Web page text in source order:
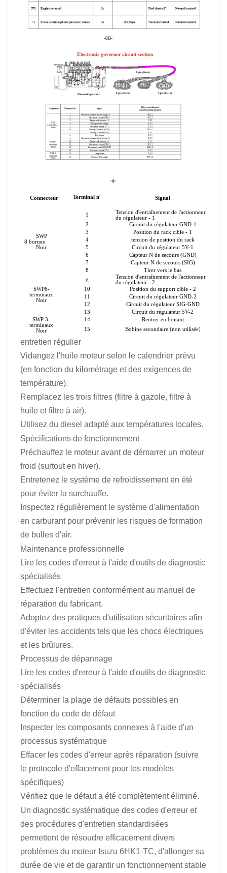
Connecteur Terminal n° Signal
SWP
8 bornes
Noir
1
Tension d'entraînement de l'actionneur
du régulateur - 1
2
Circuit du régulateur GND-1
3
Position du rack cible - 1
4
tension de position du rack
5
Circuit du régulateur 5V-1
6
Capteur N de secours (GND)
7
Capteur N de secours (SIG)
8
Tirer vers le bas
SWP6-
terminaux
Noir
g
Tension d'entraînement de l'actionneur
du régulateur - 2
10
Position du support cible - 2
11
Circuit du régulateur GND-2
12
Circuit du régulateur SIG-GND
13
Circuit du régulateur 5V-2
SWP 3-
terminaux
Noir
14
Rentrer en boitant
15
Bobine secondaire (non utilisée)
entretien régulier
Vidangez l'huile moteur selon le calendrier prévu
(en fonction du kilométrage et des exigences de
température).
Remplacez les trois filtres (filtre à gazole, filtre à
huile et filtre à air).
Utilisez du diesel adapté aux températures locales.
Spécifications de fonctionnement
Préchauffez le moteur avant de démarrer un moteur
froid (surtout en hiver).
Entretenez le système de refroidissement en été
pour éviter la surchauffe.
Inspectez régulièrement le système d'alimentation
en carburant pour prévenir les risques de formation
de bulles d'air.
Maintenance professionnelle
Lire les codes d'erreur à l'aide d'outils de diagnostic
spécialisés
Effectuez l'entretien conformément au manuel de
réparation du fabricant.
Adoptez des pratiques d'utilisation sécuritaires afin
d'éviter les accidents tels que les chocs électriques
et les brûlures.
Processus de dépannage
Lire les codes d'erreur à l'aide d'outils de diagnostic
spécialisés
Déterminer la plage de défauts possibles en
fonction du code de défaut
Inspecter les composants connexes à l'aide d'un
processus systématique
Effacer les codes d'erreur après réparation (suivre
le protocole d'effacement pour les modèles
spécifiques)
Vérifiez que le défaut a été complètement éliminé.
Un diagnostic systématique des codes d'erreur et
des procédures d'entretien standardisées
permettent de résoudre efficacement divers
problèmes du moteur Isuzu 6HK1-TC, d'allonger sa
durée de vie et de garantir un fonctionnement stable